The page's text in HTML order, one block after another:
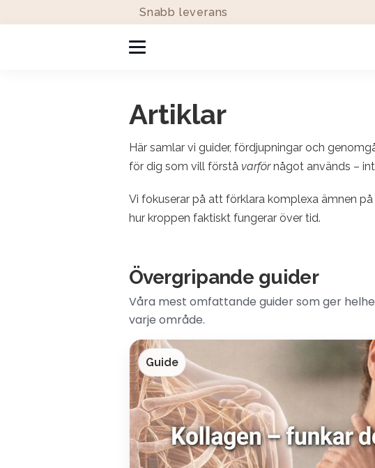
Snabb leverans
Artiklar
Här samlar vi guider, fördjupningar och
för dig som vill förstå varförnågot används –
Vi fokuserar på att förklara komplexa ämnen
hur kroppen faktiskt fungerar över tid.
Övergripande guider
Våra mest omfattande guider som ger
varje område.
Guide